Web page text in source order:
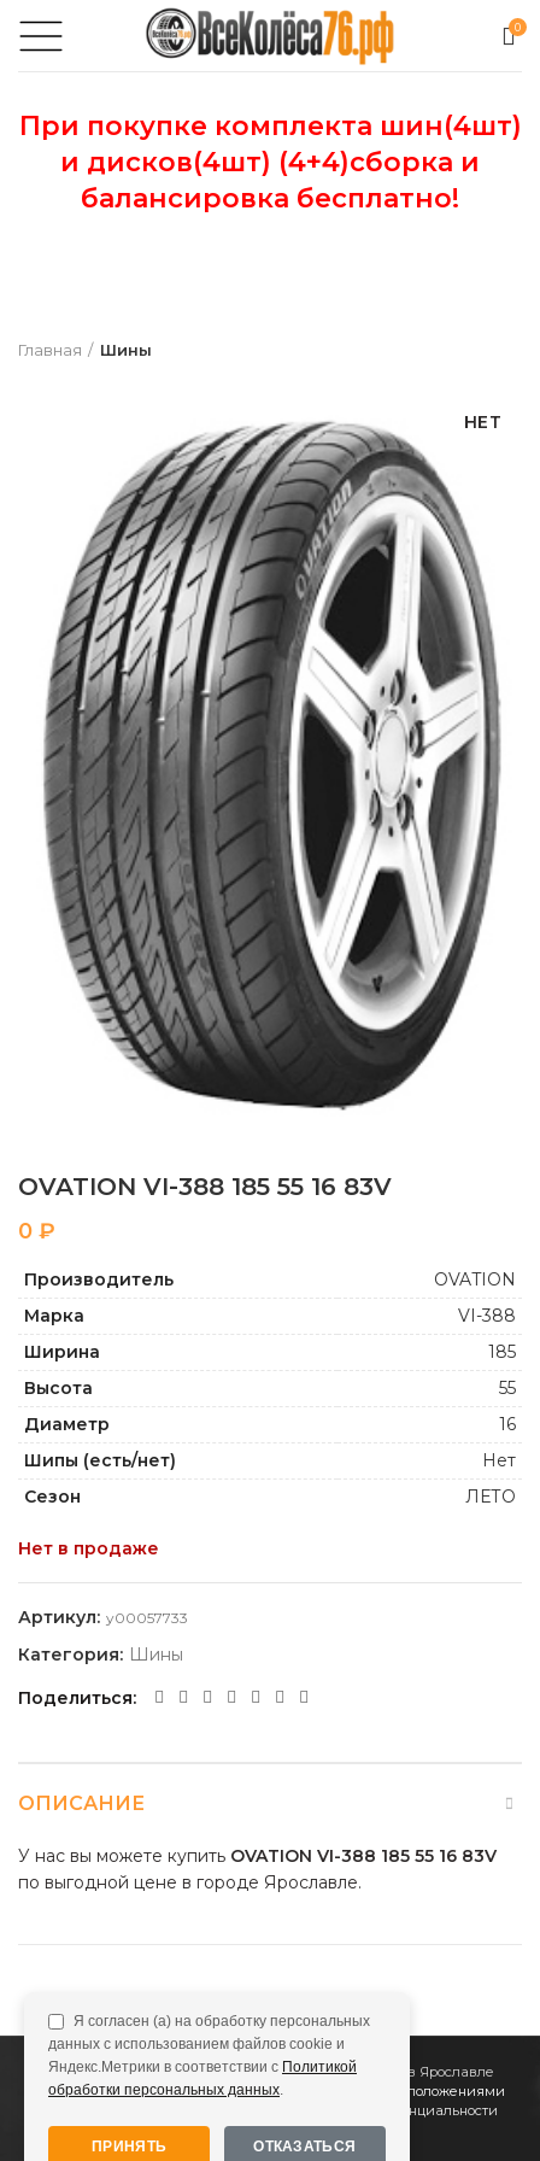
0
При покупке комплекта шин(4шт)
и дисков(4шт) (4+4)сборка и
балансировка бесплатно!
Главная Шины
НЕТ
OVATION VI-388 185 55 16 83V
₽
Производитель
OVATION
Марка
VI-388
Ширина
185
Высота
55
Диаметр
16
Шипы (есть/нет)
Нет
Сезон
ЛЕТО
Нет в продаже
Артикул: y00057733
Категория: Шины
Поделиться
ОПИСАНИЕ
У нас вы можете купить OVATION VI-388 185 55 16 83V
по выгодной цене в городе Ярославле.
2011Все Колёса Интернет-магазин шин и дисков в Ярославле
Сайт не является публичной офертой, определяемой положениями
Политике конфиденциальности
Я согласен (а) на обработку персональных
данных с использованием файлов cookie и
Яндекс.Метрики в соответствии с Политикой
обработки персональных данных.
ПРИНЯТЬ ОТКАЗАТЬСЯ